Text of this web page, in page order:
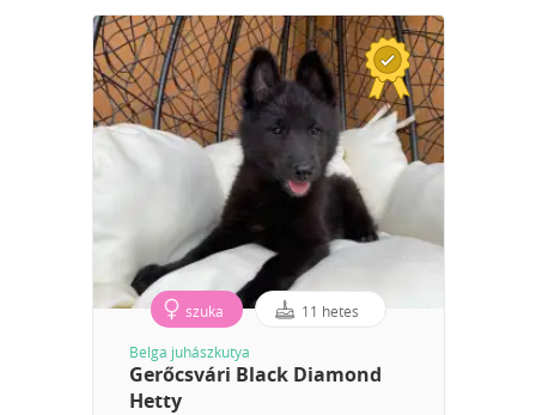
szuka 11 hetes
Belga juhászkutya
Gerőcsvári Black Diamond
Hetty